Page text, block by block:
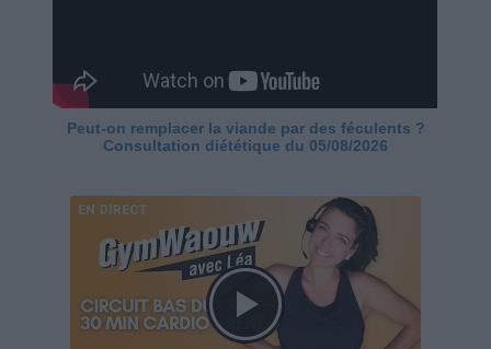
Peut-on remplacer la viande par des féculents ?
Consultation diététique du 05/08/2026